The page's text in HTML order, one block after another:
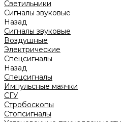
Светильники
Сигналы звуковые
Назад
Сигналы звуковые
Воздушные
Электрические
Спецсигналы
Назад
Спецсигналы
Импульсные маячки
СГУ
Стробоскопы
Стопсигналы